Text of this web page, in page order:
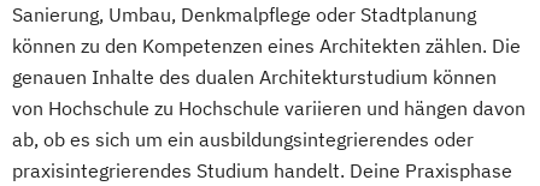
Sanierung, Umbau, Denkmalpflege oder Stadtplanung
können zu den Kompetenzen eines Architekten zählen. Die
genauen Inhalte des dualen Architekturstudium können
von Hochschule zu Hochschule variieren und hängen davon
ab, ob es sich um ein ausbildungsintegrierendes oder
praxisintegrierendes Studium handelt. Deine Praxisphase